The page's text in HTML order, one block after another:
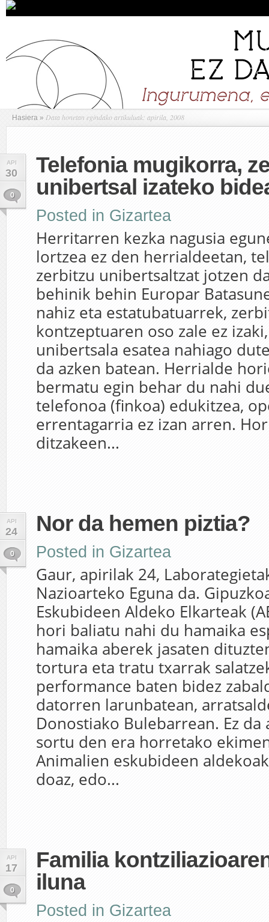
Hasiera » Data honetan egindako artikuluak: apirila, 2008
API
30
0
Telefonia mugikorra,
unibertsal izateko
Posted in Gizartea
Herritarren kezka nagusia
lortzea ez den herrialdeetan,
zerbitzu unibertsaltzat jotzen
behinik behin Europar
nahiz eta estatubatuarrek,
kontzeptuaren oso zale ez
unibertsala esatea nahiago
da azken batean. Herrialde
bermatu egin behar du nahi
telefonoa (finkoa) edukitzea,
errentagarria ez izan arren.
ditzakeen...
API
24
0
Nor da hemen piztia?
Posted in Gizartea
Gaur, apirilak 24,
Nazioarteko Eguna da.
Eskubideen Aldeko Elkarteak
hori baliatu nahi du hamaika
hamaika aberek jasaten
tortura eta tratu txarrak
performance baten bidez
datorren larunbatean,
Donostiako Bulebarrean. Ez da
sortu den era horretako
Animalien eskubideen
doaz, edo...
API
17
0
Familia
iluna
Posted in Gizartea